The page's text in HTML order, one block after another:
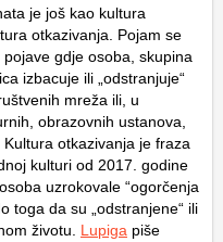
je još kao kultura
otkazivanja. Pojam se
gdje osoba, skupina
izbacuje ili „odstranjuje“
mreža ili, u
obrazovnih ustanova,
otkazivanja je fraza
kulturi od 2017. godine
uzrokovale “ogorčenja
toga da su „odstranjene“ ili
životu. Lupiga piše